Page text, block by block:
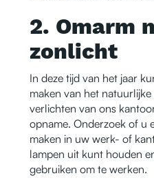
2. Omarm
zonlicht
In deze tijd van het jaar
maken van het
verlichten van ons
opname. Onderzoek of u
maken in uw werk- of
lampen uit kunt houden
gebruiken om te werken.